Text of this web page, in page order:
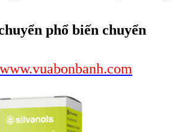
phổ biến chuyển